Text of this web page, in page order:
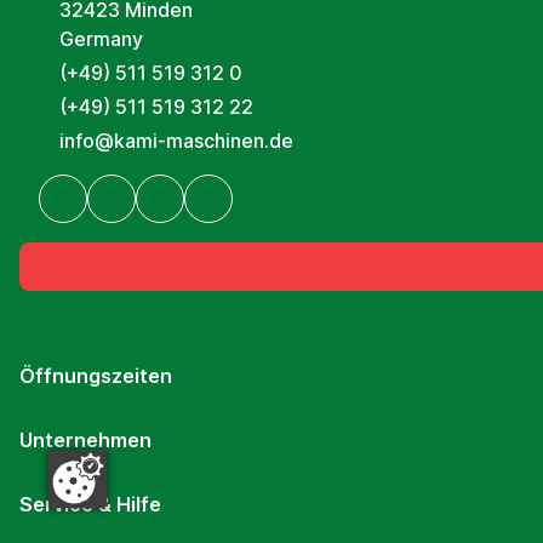
32423 Minden
Germany
(+49) 511 519 312 0
(+49) 511 519 312 22
info@kami-maschinen.de
Öffnungszeiten
Unternehmen
Service & Hilfe